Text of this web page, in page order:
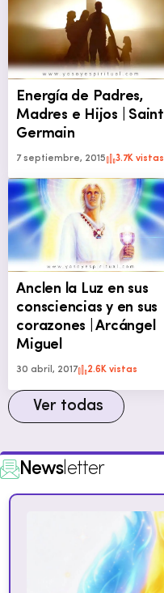
Energía de Padres,
Madres e Hijos | Saint
Germain
7 septiembre, 2015 3.7K vistas
Anclen la Luz en sus
consciencias y en sus
corazones | Arcángel
Miguel
30 abril, 2017 2.6K vistas
Ver todas
Newsletter